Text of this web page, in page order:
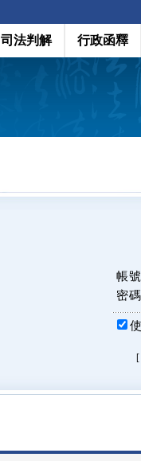
司法判解 行政函釋
帳號
密碼
[